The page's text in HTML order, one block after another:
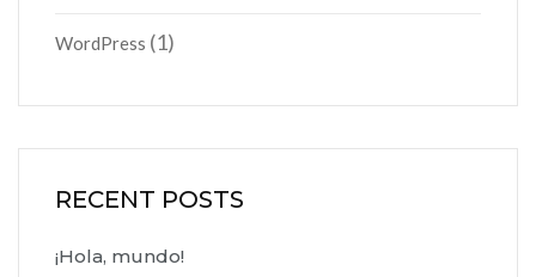
WordPress (1)
RECENT POSTS
¡Hola, mundo!